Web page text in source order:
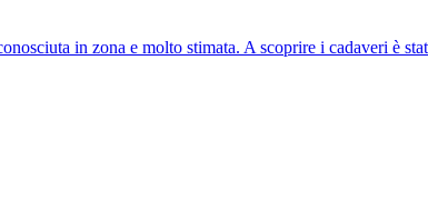
in zona e molto stimata. A scoprire i cadaveri è